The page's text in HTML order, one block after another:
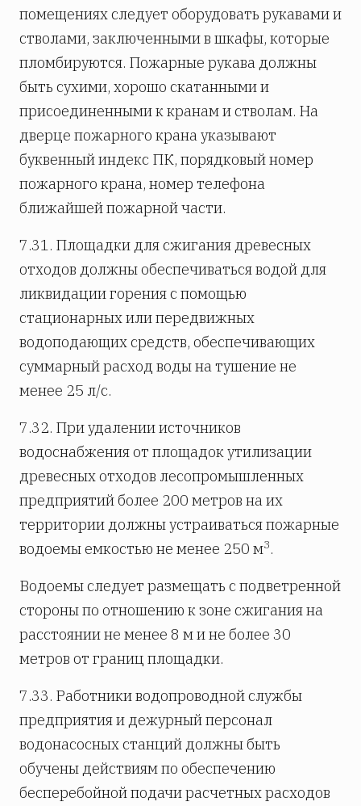
помещениях следует оборудовать рукавами и
стволами, заключенными в шкафы, которые
пломбируются. Пожарные рукава должны
быть сухими, хорошо скатанными и
присоединенными к кранам и стволам. На
дверце пожарного крана указывают
буквенный индекс ПК, порядковый номер
пожарного крана, номер телефона
ближайшей пожарной части.
7.31. Площадки для сжигания древесных
отходов должны обеспечиваться водой для
ликвидации горения с помощью
стационарных или передвижных
водоподающих средств, обеспечивающих
суммарный расход воды на тушение не
менее 25 л/с.
7.32. При удалении источников
водоснабжения от площадок утилизации
древесных отходов лесопромышленных
предприятий более 200 метров на их
территории должны устраиваться пожарные
водоемы емкостью не менее 250 м3.
Водоемы следует размещать с подветренной
стороны по отношению к зоне сжигания на
расстоянии не менее 8 м и не более 30
метров от границ площадки.
7.33. Работники водопроводной службы
предприятия и дежурный персонал
водонасосных станций должны быть
обучены действиям по обеспечению
бесперебойной подачи расчетных расходов